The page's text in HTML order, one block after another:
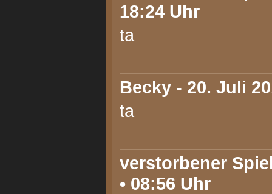
18:24 Uhr
ta
Becky - 20. Juli
ta
verstorbener
• 08:56 Uhr